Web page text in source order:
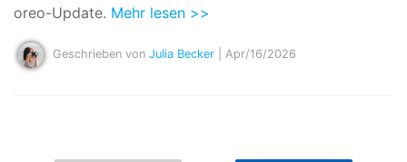
oreo-Update. Mehr lesen >>
Geschrieben von Julia Becker | Apr/16/2026